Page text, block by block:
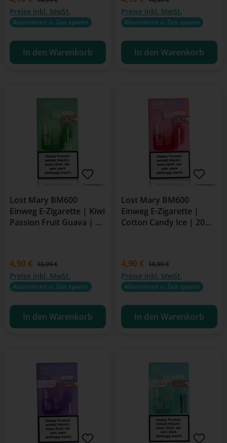
Preise inkl. MwSt.
Abonnieren u. Zeit sparen
In den Warenkorb
Preise inkl. MwSt.
Abonnieren u. Zeit sparen
In den Warenkorb
Lost Mary BM600
Einweg E-Zigarette | Kiwi
Passion Fruit Guava | 20
Verkaufspreis:
4,90 € Regulärer Preis:
10,99 €
Preise inkl. MwSt.
Abonnieren u. Zeit sparen
In den Warenkorb
Lost Mary BM600
Einweg E-Zigarette |
Cotton Candy Ice | 20
Verkaufspreis:
4,90 € Regulärer Preis:
10,99 €
Preise inkl. MwSt.
Abonnieren u. Zeit sparen
In den Warenkorb